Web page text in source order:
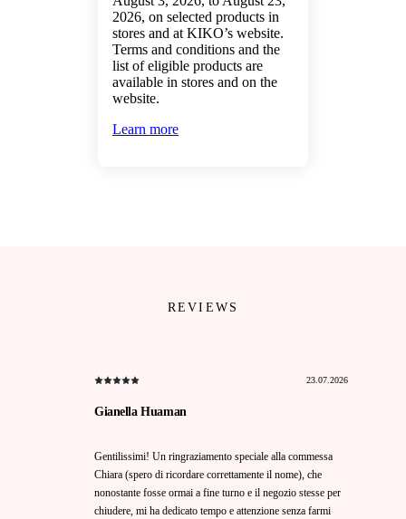
2026, on selected products in
stores and at KIKO’s website.
Terms and conditions and the
list of eligible products are
available in stores and on the
website.
Learn more
REVIEWS
23.07.2026
Gianella Huaman
Gentilissimi! Un ringraziamento speciale alla commessa
Chiara (spero di ricordare correttamente il nome), che
nonostante fosse ormai a fine turno e il negozio stesse per
chiudere, mi ha dedicato tempo e attenzione senza farmi